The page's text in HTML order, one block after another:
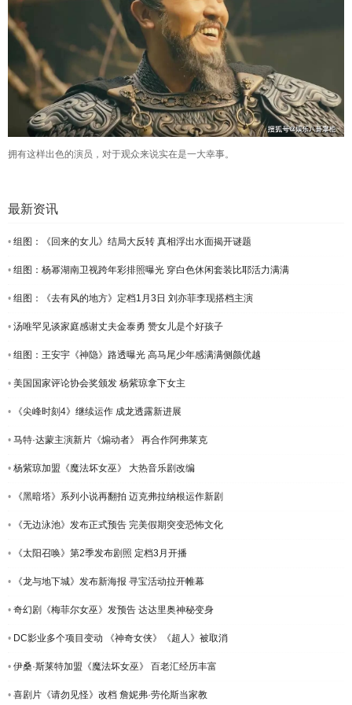
拥有这样出色的演员，对于观众来说实在是一大幸事。
最新资讯
• 组图：《回来的女儿》结局大反转 真相浮出水面揭开谜题
• 组图：杨幂湖南卫视跨年彩排照曝光 穿白色休闲套装比耶活力满满
• 组图：《去有风的地方》定档1月3日 刘亦菲李现搭档主演
• 汤唯罕见谈家庭感谢丈夫金泰勇 赞女儿是个好孩子
• 组图：王安宇《神隐》路透曝光 高马尾少年感满满侧颜优越
• 美国国家评论协会奖颁发 杨紫琼拿下女主
• 《尖峰时刻4》继续运作 成龙透露新进展
• 马特·达蒙主演新片《煽动者》 再合作阿弗莱克
• 杨紫琼加盟《魔法坏女巫》 大热音乐剧改编
• 《黑暗塔》系列小说再翻拍 迈克弗拉纳根运作新剧
• 《无边泳池》发布正式预告 完美假期突变恐怖文化
• 《太阳召唤》第2季发布剧照 定档3月开播
• 《龙与地下城》发布新海报 寻宝活动拉开帷幕
• 奇幻剧《梅菲尔女巫》发预告 达达里奥神秘变身
• DC影业多个项目变动 《神奇女侠》《超人》被取消
• 伊桑·斯莱特加盟《魔法坏女巫》 百老汇经历丰富
• 喜剧片《请勿见怪》改档 詹妮弗·劳伦斯当家教